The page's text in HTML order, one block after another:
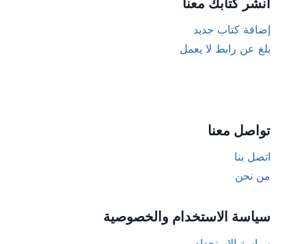
إضافة كتاب جديد
بلغ عن رابط لا يعمل
تواصل معنا
اتصل بنا
من نحن
سياسة الاستخدام والخصوصية